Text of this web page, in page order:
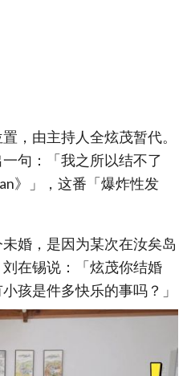
，由主持人全炫茂暂代。
句：「我之所以结不了
》」，这番「爆炸性发
婚，是因为某次在汝矣岛
在锡说：「炫茂你结婚
孩是件多快乐的事吗？」